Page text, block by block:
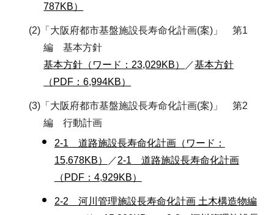
787KB）
(2)「大阪府都市基盤施設長寿命化計画(案)」 第1
編 基本方針
基本方針（ワード：23,029KB）
／基本方針
（PDF：6,994KB）
(3)「大阪府都市基盤施設長寿命化計画(案)」 第2
編 行動計画
2-1 道路施設長寿命化計画（ワード：
15,678KB）
／2-1 道路施設長寿命化計画
（PDF：4,929KB）
2-2 河川管理施設長寿命化計画 土木構造物編